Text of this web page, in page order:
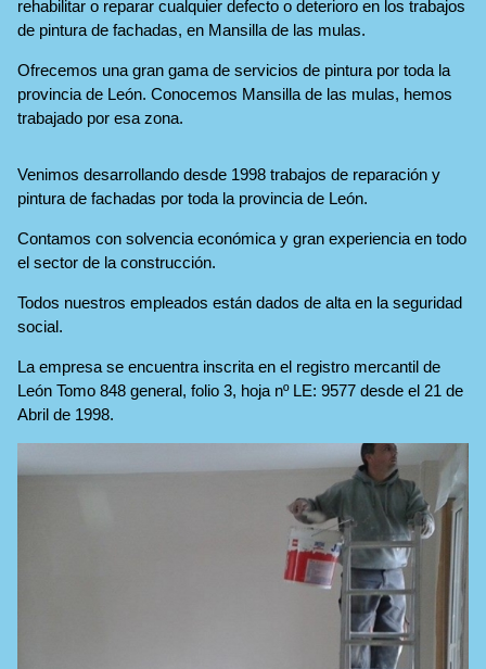
rehabilitar o reparar cualquier defecto o deterioro en los trabajos
de pintura de fachadas, en Mansilla de las mulas.
Ofrecemos una gran gama de servicios de pintura por toda la
provincia de León. Conocemos Mansilla de las mulas, hemos
trabajado por esa zona.
Venimos desarrollando desde 1998 trabajos de reparación y
pintura de fachadas por toda la provincia de León.
Contamos con solvencia económica y gran experiencia en todo
el sector de la construcción.
Todos nuestros empleados están dados de alta en la seguridad
social.
La empresa se encuentra inscrita en el registro mercantil de
León Tomo 848 general, folio 3, hoja nº LE: 9577 desde el 21 de
Abril de 1998.